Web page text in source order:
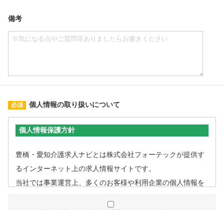
備考
個人情報の取り扱いについて
個人情報保護方針
豊橋・愛知介護求人ナビとは株式会社フォーテックが提供す
るインターネット上の求人情報サイトです。
当社では事業運営上、多くのお客様や利用企業の個人情報を